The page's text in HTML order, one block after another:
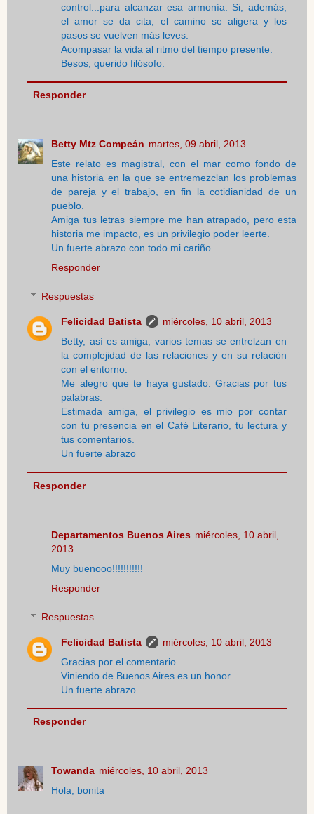
control...para alcanzar esa armonía. Si, además,
el amor se da cita, el camino se aligera y los
pasos se vuelven más leves.
Acompasar la vida al ritmo del tiempo presente.
Besos, querido filósofo.
Responder
Betty Mtz Compeán martes, 09 abril, 2013
Este relato es magistral, con el mar como fondo de
una historia en la que se entremezclan los problemas
de pareja y el trabajo, en fin la cotidianidad de un
pueblo.
Amiga tus letras siempre me han atrapado, pero esta
historia me impacto, es un privilegio poder leerte.
Un fuerte abrazo con todo mi cariño.
Responder
Respuestas
Felicidad Batista
miércoles, 10 abril, 2013
Betty, así es amiga, varios temas se entrelzan en
la complejidad de las relaciones y en su relación
con el entorno.
Me alegro que te haya gustado. Gracias por tus
palabras.
Estimada amiga, el privilegio es mio por contar
con tu presencia en el Café Literario, tu lectura y
tus comentarios.
Un fuerte abrazo
Responder
Departamentos Buenos Aires miércoles, 10 abril,
2013
Muy buenooo!!!!!!!!!!!
Responder
Respuestas
Felicidad Batista
miércoles, 10 abril, 2013
Gracias por el comentario.
Viniendo de Buenos Aires es un honor.
Un fuerte abrazo
Responder
Towanda miércoles, 10 abril, 2013
Hola, bonita